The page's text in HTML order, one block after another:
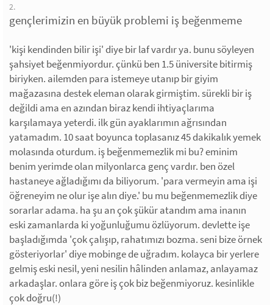
2.
gençlerimizin en büyük problemi iş beğenmeme
'kişi kendinden bilir işi' diye bir laf vardır ya. bunu söyleyen
şahsiyet beğenmiyordur. çünkü ben 1.5 üniversite bitirmiş
biriyken. ailemden para istemeye utanıp bir giyim
mağazasına destek eleman olarak girmiştim. sürekli bir iş
değildi ama en azından biraz kendi ihtiyaçlarıma
karşılamaya yeterdi. ilk gün ayaklarımın ağrısından
yatamadım. 10 saat boyunca toplasanız 45 dakikalık yemek
molasında oturdum. iş beğenmemezlik mi bu? eminim
benim yerimde olan milyonlarca genç vardır. ben özel
hastaneye ağladığımı da biliyorum. 'para vermeyin ama işi
öğreneyim ne olur işe alın diye.' bu mu beğenmemezlik diye
sorarlar adama. ha şu an çok şükür atandım ama inanın
eski zamanlarda ki yoğunluğumu özlüyorum. devlette işe
başladığımda 'çok çalışıp, rahatımızı bozma. seni bize örnek
gösteriyorlar' diye mobinge de uğradım. kolayca bir yerlere
gelmiş eski nesil, yeni nesilin hâlinden anlamaz, anlayamaz
arkadaşlar. onlara göre iş çok biz beğenmiyoruz. kesinlikle
çok doğru(!)